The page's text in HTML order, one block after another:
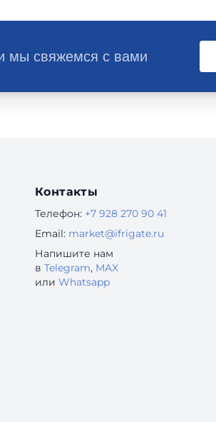
мы свяжемся с вами
Контакты
Телефон: +7 928 270 90 41
Email: market@ifrigate.ru
Напишите нам
в Telegram, MAX
или Whatsapp